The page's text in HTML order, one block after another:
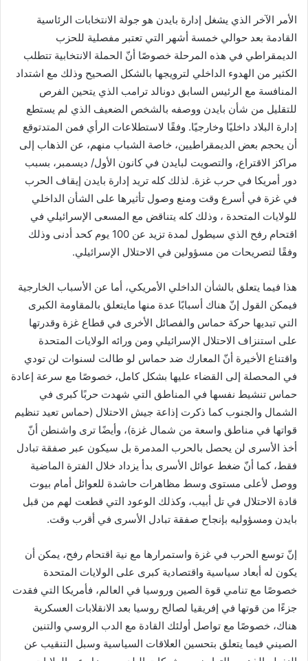
الأمر الآخر الذي يشغل إدارة بايدن هو جولة الانتخابات الرئاسية
القادمة بعد حوالي خمسة أشهر التي تعتبر مفصلية للحزب
الديمقراطي في هذه المرحلة خصوصًا أنّ الحملة الانتخابية تتطلب
الكثير من الهدوء الداخلي لترويجها بالشكل الصحيح وذلك مع اشتداد
المنافسة مع الرئيس السابق دونالد ترامب الذي يتحين الفرص
للتقليل من شأن بايدن ووصفه بالشخص الضعيف الذي لم يستطع
إدارة البلاد داخليًا وخارجيًا. وفقًا لاستطلاعات الرأي فمن المتدتوقع
أن يحجم بعض الديمقراطيين، خاصة الشباب منهم، عن الذهاب إلى
مراكز الاقتراع، والتصويت لبايدن في كانون الأول/ ديسمبر، بسبب
دور أمريكا في حرب غزة. لذلك كله تريد إدارة بايدن إيقاف الحرب
في غزة في أسرع وقت ومنع وصول تأثيرها على الشأن الداخلي
للولايات المتحدة ، وذلك كله يتناقض مع المسعى الإسرائيلي في
اقتحام رفح الذي سيطول لمدة تزيد عن 100 يوم كحد أدنى وذلك
وفقًا لتصريحات من مسؤولين في الاحتلال الإسرائيلي.
هذا فيما يتعلق بالشأن الداخلي الأمريكي، أما عن الأسباب الخارجية
فيمكن القول إنّ هناك أسبابًا عدة منها مايتعلق بالمقاومة الكبرى
التي تبديها حركة حماس والفصائل الأخرى في قطاع غزة وقدرتها
على استنزاف الاحتلال الإسرائيلي ومن ورائه الولايات المتحدة
واقتناع الأخيرة أنّ المعارك ضد حماس لو طالت لسنوات لن تودي
في المحصلة إلى القضاء عليها بشكل كامل، خصوصًا مع سرعة إعادة
حماس تنشيط نفسها في المناطق التي شهدت حربًا كبرى في
الشمال والجنوب كما ذكرت إذاعة جيش الاحتلال (حماس تعيد تنظيم
قواتها في مناطق واسعة من شمال غزة)، وأيضًا ترى واشنطن أنّ
أخذ الأسرى لن يحصل بالحرب المدمرة بل سيكون عبر صفقة تبادل
فقط، كما أنّ ضغط عوائل الأسرى بدأ يزداد خلال الفترة الماضية
ووصل لأعلى مستوى وسط مظاهرات حاشدة للعوائل أمام بيوت
قادة الاحتلال في تل أبيب، وكذلك الوعود التي قطعت لهم من قبل
بايدن ومسؤوليه بإنجاح صفقة تبادل الأسرى في أقرب وقت.
إنّ توسع الحرب في غزة واستمرارها مع نية اقتحام رفح، يمكن أن
يكون له أبعاد سياسية واقتصادية كبرى على الولايات المتحدة
خصوصًا مع تنامي قوة الصين وروسيا في العالم، فأمريكا التي فقدت
جزءًا من قوتها في إفريقيا لصالح روسيا بعد الانقلابات العسكرية
هناك، خصوصًا مع تواصل أولئك القادة مع الدب الروسي والتنين
الصيني فيما يتعلق بتحسين العلاقات السياسية وسبل التنقيب عن